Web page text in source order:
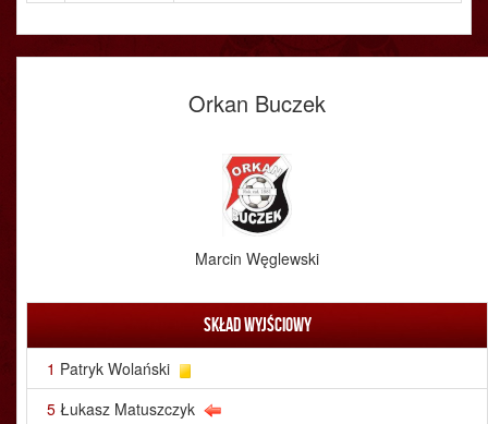
Orkan Buczek
Marcin Węglewski
Skład wyjściowy
1 Patryk Wolański
5 Łukasz Matuszczyk